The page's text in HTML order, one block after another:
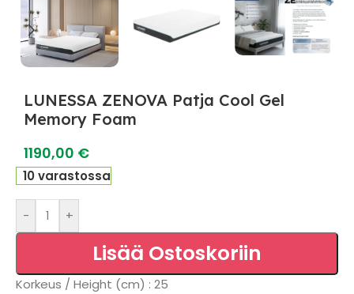
LUNESSA ZENOVA Patja Cool Gel
Memory Foam
1190,00 €
10 varastossa
- +
Lisää Ostoskoriin
Korkeus / Height (cm) : 25